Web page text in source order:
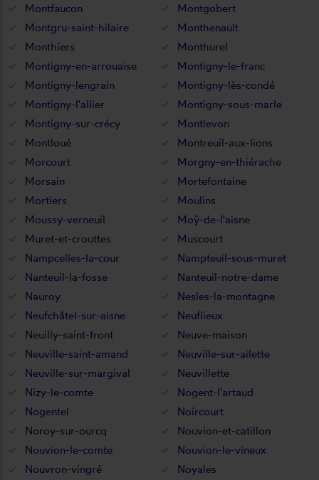
Montfaucon
Montgobert
Montgru-saint-hilaire
Monthenault
Monthiers
Monthurel
Montigny-en-arrouaise
Montigny-le-franc
Montigny-lengrain
Montigny-lès-condé
Montigny-l'allier
Montigny-sous-marle
Montigny-sur-crécy
Montlevon
Montloué
Montreuil-aux-lions
Morcourt
Morgny-en-thiérache
Morsain
Mortefontaine
Mortiers
Moulins
Moussy-verneuil
Moÿ-de-l'aisne
Muret-et-crouttes
Muscourt
Nampcelles-la-cour
Nampteuil-sous-muret
Nanteuil-la-fosse
Nanteuil-notre-dame
Nauroy
Nesles-la-montagne
Neufchâtel-sur-aisne
Neuflieux
Neuilly-saint-front
Neuve-maison
Neuville-saint-amand
Neuville-sur-ailette
Neuville-sur-margival
Neuvillette
Nizy-le-comte
Nogent-l'artaud
Nogentel
Noircourt
Noroy-sur-ourcq
Nouvion-et-catillon
Nouvion-le-comte
Nouvion-le-vineux
Nouvron-vingré
Noyales